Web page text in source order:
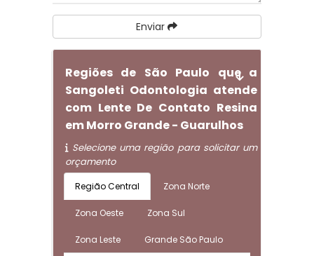
Enviar
Regiões de São Paulo que a
Sangoleti Odontologia atende
com Lente De Contato Resina
em Morro Grande - Guarulhos
Selecione uma região para solicitar um
orçamento
Região Central Zona Norte
Zona Oeste Zona Sul
Zona Leste Grande São Paulo